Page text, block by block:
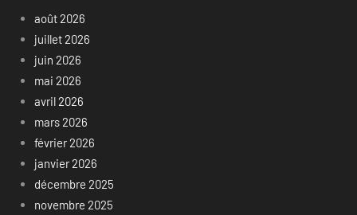
août 2026
juillet 2026
juin 2026
mai 2026
avril 2026
mars 2026
février 2026
janvier 2026
décembre 2025
novembre 2025